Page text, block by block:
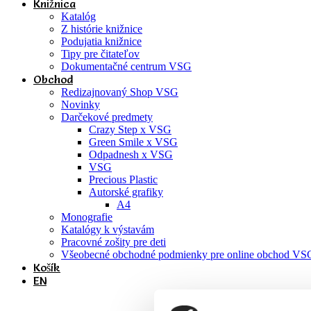
Knižnica
Katalóg
Z histórie knižnice
Podujatia knižnice
Tipy pre čitateľov
Dokumentačné centrum VSG
Obchod
Redizajnovaný Shop VSG
Novinky
Darčekové predmety
Crazy Step x VSG
Green Smile x VSG
Odpadnesh x VSG
VSG
Precious Plastic
Autorské grafiky
A4
Monografie
Katalógy k výstavám
Pracovné zošity pre deti
Všeobecné obchodné podmienky pre online obchod
Košík
EN